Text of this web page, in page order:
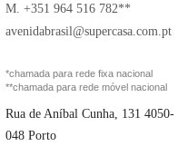
M. +351 964 516 782**
avenidabrasil@supercasa.com.pt
*chamada para rede fixa nacional
**chamada para rede móvel nacional
Rua de Aníbal Cunha, 131 4050-
048 Porto